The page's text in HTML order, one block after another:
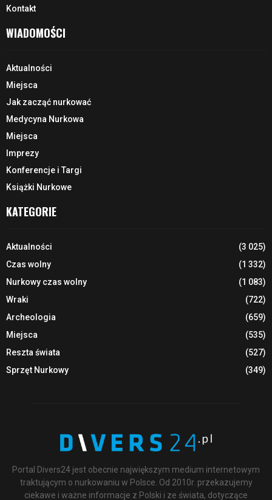
Kontakt
WIADOMOŚCI
Aktualności
Miejsca
Jak zacząć nurkować
Medycyna Nurkowa
Miejsca
Imprezy
Konferencje i Targi
Książki Nurkowe
KATEGORIE
Aktualności
(3 025)
Czas wolny
(1 332)
Nurkowy czas wolny
(1 083)
Wraki
(722)
Archeologia
(659)
Miejsca
(535)
Reszta świata
(527)
Sprzęt Nurkowy
(349)
Portal Divers24 jest obecnie największym medium internetowym
traktującym o nurkowaniu w Polsce. Od 2010r. przekazujemy
ciekawe i ważne informacje z Polski i ze świata, dotyczące